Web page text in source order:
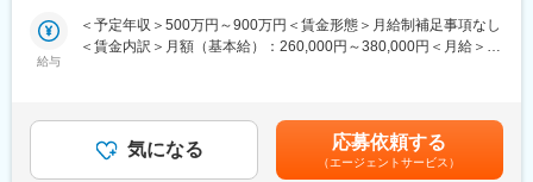
■働き方：
・リモートワーク併用可（週2回程）
■業務魅力：
◎社会を動かす提案に関われる
ロジェクトに携わり、街づくりや社会課題解決に貢献できるポジ
ションです。
供することが重要なため、難易度は高いですが社会貢献性は非常
に大きいです！
給与
＜予定年収＞500万円～900万円＜賃金形態＞月給制補足事項なし
＜賃金内訳＞月額（基本給）：260,000円～380,000円＜月給＞
あくまでも目安の金額であり、選考を通じて上下する可能性があ
ります。月給(月額)は固定手当を含めた表記です。
気になる 応募依頼する
（エージェントサービス）